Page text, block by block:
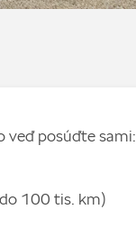
veď posúďte sami:
100 tis. km)